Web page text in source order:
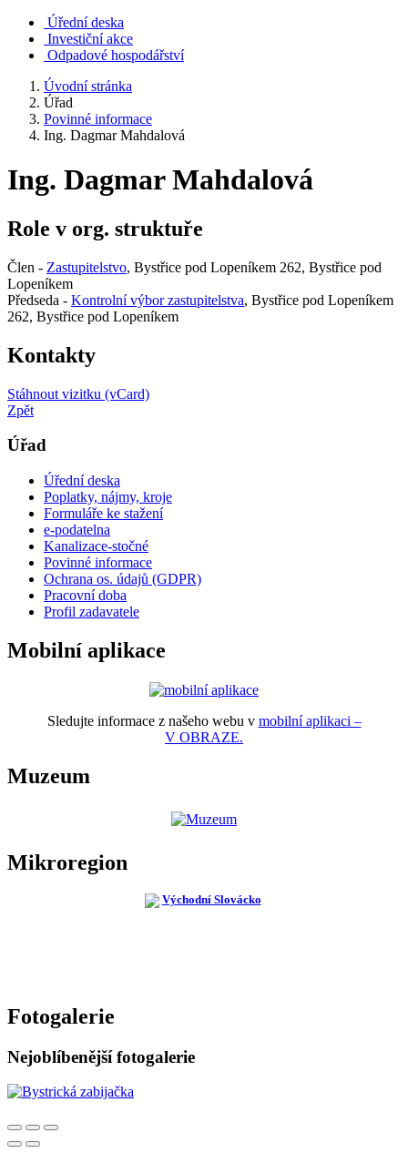
Úřední deska
Investiční akce
Odpadové hospodářství
Úvodní stránka
Úřad
Povinné informace
Ing. Dagmar Mahdalová
Ing. Dagmar Mahdalová
Role v org. struktuře
Člen - Zastupitelstvo, Bystřice pod Lopeníkem 262, Bystřice pod
Lopeníkem
Předseda - Kontrolní výbor zastupitelstva, Bystřice pod Lopeníkem
262, Bystřice pod Lopeníkem
Kontakty
Stáhnout vizitku (vCard)
Zpět
Úřad
Úřední deska
Poplatky, nájmy, kroje
Formuláře ke stažení
e-podatelna
Kanalizace-stočné
Povinné informace
Ochrana os. údajů (GDPR)
Pracovní doba
Profil zadavatele
Mobilní aplikace
Sledujte informace z našeho webu v mobilní aplikaci –
V OBRAZE.
Muzeum
Mikroregion
Fotogalerie
Nejoblíbenější fotogalerie